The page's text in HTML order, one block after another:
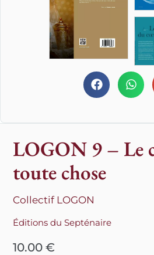
LOGON 9 – Le
toute chose
Collectif LOGON
Éditions du Septénaire
10.00€